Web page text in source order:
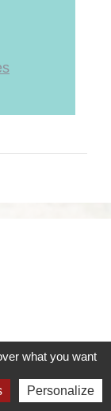
what you want
Personalize